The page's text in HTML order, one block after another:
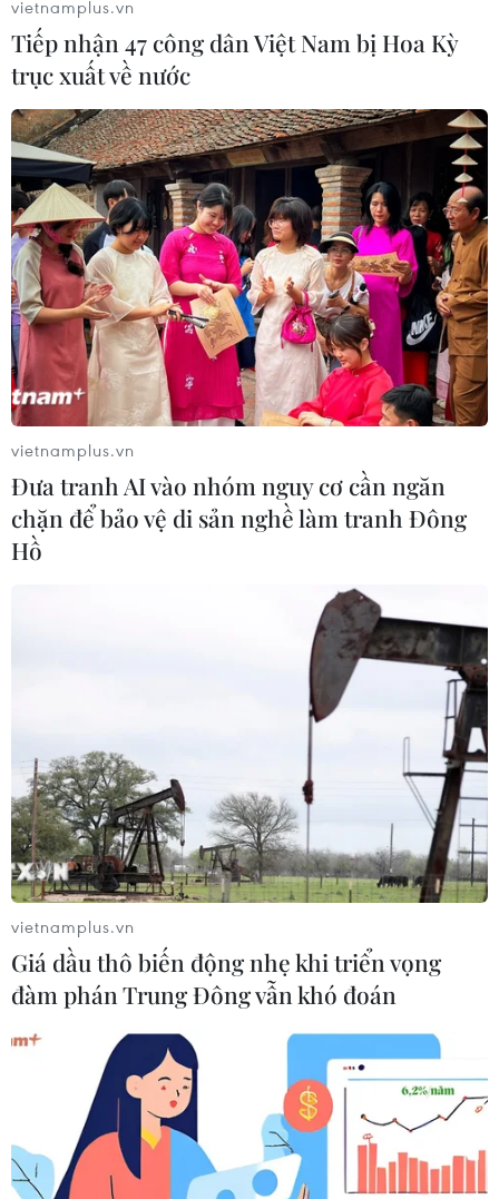
Hợp tác và kết nối du lịch giữa Việt Nam
với Brunei và Tiểu vùng BIMP-EAGA
07/11/2024 12:26
Đại sứ Trần Anh Vũ cho rằng với vị trí địa lý thuận lợi và
đường bay thẳng giữa hai nước, Việt Nam và Brunei có
Mekong và BIMP-EAGA.
Cầu nối lan tỏa văn hóa và ngôn ngữ Việt
Nam tới đông đảo người dân Brunei
05/10/2024 07:58
Không khí của Ngày Ngôn ngữ và Văn hóa Việt Nam
đã trở nên sôi động hơn trong phần đố vui, thu hút nhiều
sinh viên UBD tham gia với những phần thi thử thách
tiếng Việt qua câu hỏi về văn hóa Việt Nam.
vietnamplus.vn
Tiếp nhận 47 công dân Việt Nam bị Hoa Kỳ
trục xuất về nước
vietnamplus.vn
Đưa tranh AI vào nhóm nguy cơ cần ngăn
chặn để bảo vệ di sản nghề làm tranh Đông
Hồ
vietnamplus.vn
Giá dầu thô biến động nhẹ khi triển vọng
đàm phán Trung Đông vẫn khó đoán